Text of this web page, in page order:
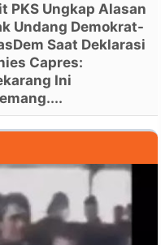
PKS Ungkap Alasan
Undang Demokrat-
Saat Deklarasi
Capres:
Ini